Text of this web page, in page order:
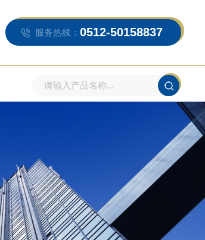
服务热线： 0512-50158837